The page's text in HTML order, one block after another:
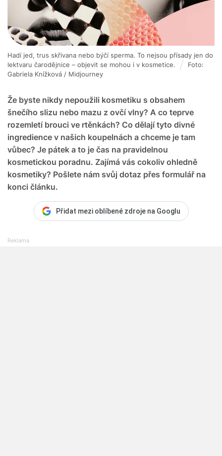
Že byste nikdy nepoužili kosmetiku s obsahem
šnečího slizu nebo mazu z ovčí vlny? A co teprve
rozemletí brouci ve rtěnkách? Co dělají tyto divné
ingredience v našich koupelnách a chceme je tam
vůbec? Je pátek a to je čas na pravidelnou
kosmetickou poradnu. Zajímá vás cokoliv ohledně
kosmetiky? Pošlete nám svůj dotaz přes formulář na
konci článku.
Hadí jed, trus skřivana nebo býčí sperma. To nejsou přísady jen do
lektvaru čarodějnice – objevit se mohou i v kosmetice.
Foto:
Gabriela Knížková / Midjourney
Přidat mezi oblíbené zdroje na Googlu